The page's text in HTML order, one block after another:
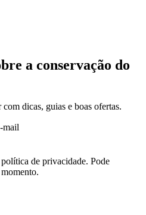
a conservação do
dicas, guias e boas ofertas.
mail
de privacidade. Pode